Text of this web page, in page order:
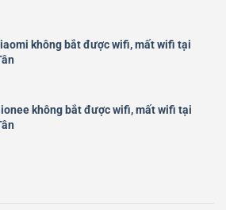
không bắt được wifi, mất wifi tại
không bắt được wifi, mất wifi tại